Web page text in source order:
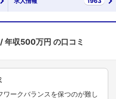
年収500万円 の口コミ
ークバランスを保つのが難し